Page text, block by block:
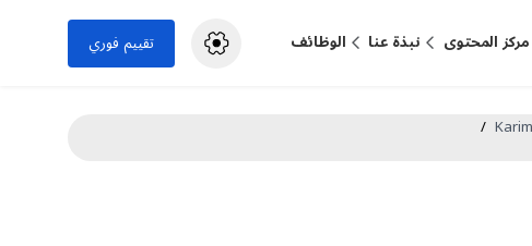
مركز المحتوى نبذة عنا الوظائف تقييم فوري
/